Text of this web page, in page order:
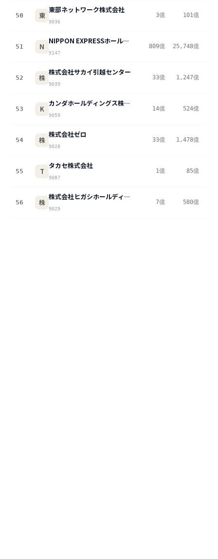
50 東
東部ネットワーク株式会社
9036
3億 101億
51 N
NIPPON EXPRESSホールディングス株式会社
9147
809億 25,748億
52 株
株式会社サカイ引越センター
9039
33億 1,247億
53 K
カンダホールディングス株式会社
9059
14億 524億
54 株
株式会社ゼロ
9028
33億 1,478億
55 T
タカセ株式会社
9087
1億 85億
56 株
株式会社ヒガシホールディングス
9029
7億 580億